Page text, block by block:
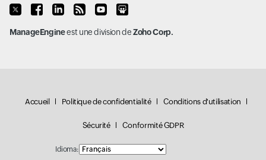
ManageEngineest une division deZoho Corp.
Accueil Politique de confidentialité Conditions d'utilisation
Sécurité Conformité GDPR
Idioma: